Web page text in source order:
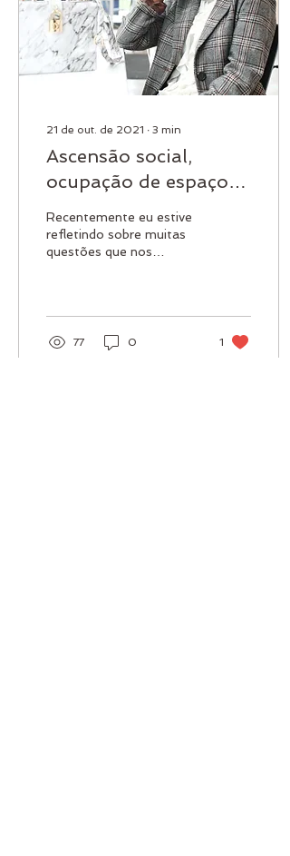
21 de out. de 2021 ∙ 3 min
Ascensão social,
ocupação de espaços
e consumo
estratégico: uma
reflexão crítica
Recentemente eu estive
refletindo sobre muitas
questões que nos
77 0 1